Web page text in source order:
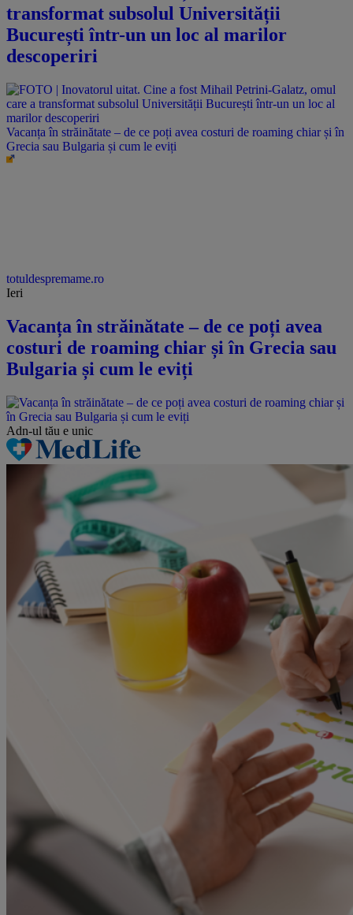
transformat subsolul Universității
București într-un un loc al marilor
descoperiri
Vacanța în străinătate – de ce poți avea costuri de roaming chiar și în
Grecia sau Bulgaria și cum le eviți
totuldespremame.ro
Ieri
Vacanța în străinătate – de ce poți avea
costuri de roaming chiar și în Grecia sau
Bulgaria și cum le eviți
Adn-ul tău e unic